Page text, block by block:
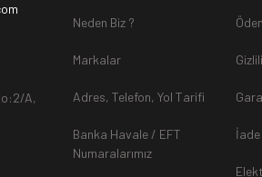
olduğunda
ürünlerin "Gönderici Ödemeli”
A,
Neden Biz ?
Markalar
Adres, Telefon, Yol Tarifi
Banka Havale / EFT
Numaralarımız
İade